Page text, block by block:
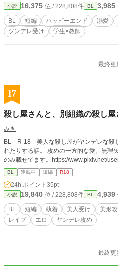
小説 16,375 位 / 228,808件 BL 3,985
BL 短編 ハッピーエンド 溺愛
ツンデレ受け
学生×教師
最終更
17
殺し屋さんと、別組織の殺し屋
みき
BL R-18 美人な殺し屋がヤンデレな殺
れたりする話。 攻めの一方的な愛。無理
のみ載せてます。https://www.pixiv.net/
BL 連載中 短編 R18
24h.ポイント 35pt
小説 19,840 位 / 228,808件 BL 4,939
BL 短編 執着 美人受け 美形
レイプ
エロ ヤンデレ攻め
最終更